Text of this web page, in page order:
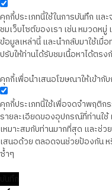
คุกกี้ประเภทนี้ใช้ในการบันทึก แ
ชมเว็บไซต์ของเรา เช่น หมวดห
ข้อมูลเหล่านี้ และนำกลับมาใช้เมื่
ปรับให้ท่านได้รับชมเนื้อหาได้ตร
คุกกี้เพื่อนำเสนอโฆษณาให้เข้ากั
คุกกี้ประเภทนี้ใช้เพื่อจดจำพฤติก
รายละเอียดของอุปกรณ์ที่ท่านใช้
เหมาะสมกับท่านมากที่สุด และช่
เสนอด้วย ตลอดจนช่วยป้องกัน
ซ้ำๆ